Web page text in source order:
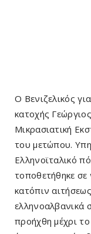
Ο Βενιζελικός
κατοχής
Μικρασιατική
του μετώπου.
Ελληνοϊταλικό
τοποθετήθηκε σε
κατόπιν
ελληνοαλβανικά
προήχθη μέχρι